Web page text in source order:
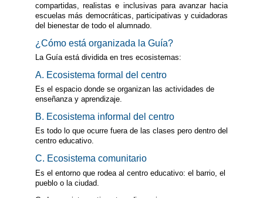
compartidas, realistas e inclusivas para avanzar hacia
escuelas más democráticas, participativas y cuidadoras
del bienestar de todo el alumnado.
¿Cómo está organizada la Guía?
La Guía está dividida en tres ecosistemas:
A. Ecosistema formal del centro
Es el espacio donde se organizan las actividades de
enseñanza y aprendizaje.
B. Ecosistema informal del centro
Es todo lo que ocurre fuera de las clases pero dentro del
centro educativo.
C. Ecosistema comunitario
Es el entorno que rodea al centro educativo: el barrio, el
pueblo o la ciudad.